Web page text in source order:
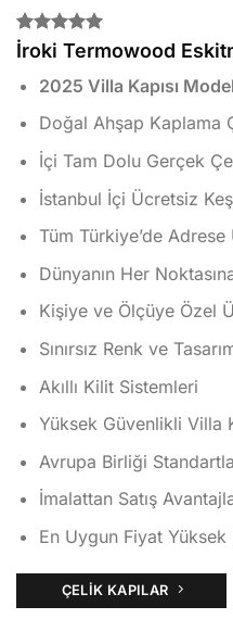
2
müşteri
puanına
dayanarak
5.00puan
aldı
İroki Termowood
2025 Villa Kapısı
Doğal Ahşap Kaplama
İçi Tam Dolu Gerçek
İstanbul İçi Ücretsiz
Tüm Türkiye’de
Dünyanın Her
Kişiye ve Ölçüye Özel
Sınırsız Renk ve
Akıllı Kilit Sistemleri
Yüksek Güvenlikli Villa
Avrupa Birliği
İmalattan Satış
En Uygun Fiyat
ÇELIK KAPILAR